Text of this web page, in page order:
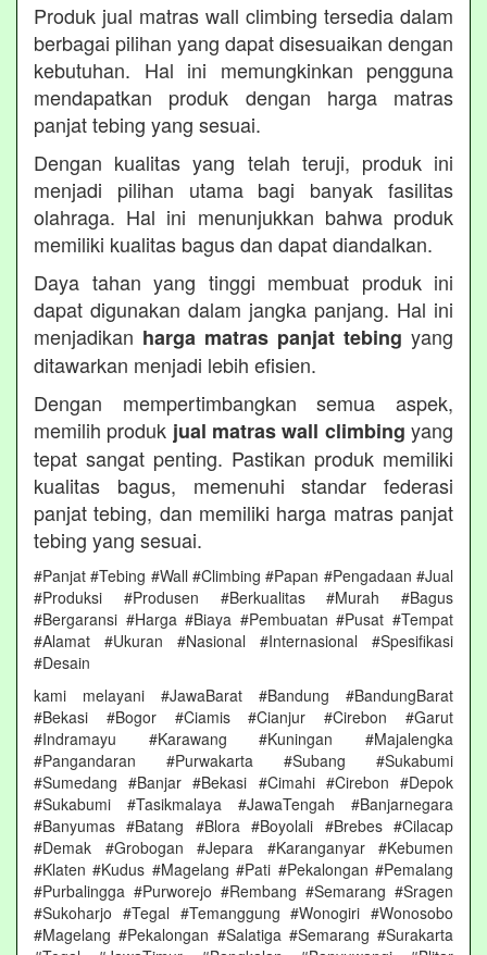
Produk jual matras wall climbing tersedia dalam
berbagai pilihan yang dapat disesuaikan dengan
kebutuhan. Hal ini memungkinkan pengguna
mendapatkan produk dengan harga matras
panjat tebing yang sesuai.
Dengan kualitas yang telah teruji, produk ini
menjadi pilihan utama bagi banyak fasilitas
olahraga. Hal ini menunjukkan bahwa produk
memiliki kualitas bagus dan dapat diandalkan.
Daya tahan yang tinggi membuat produk ini
dapat digunakan dalam jangka panjang. Hal ini
menjadikan harga matras panjat tebing yang
ditawarkan menjadi lebih efisien.
Dengan mempertimbangkan semua aspek,
memilih produk jual matras wall climbing yang
tepat sangat penting. Pastikan produk memiliki
kualitas bagus, memenuhi standar federasi
panjat tebing, dan memiliki harga matras panjat
tebing yang sesuai.
#Panjat #Tebing #Wall #Climbing #Papan #Pengadaan #Jual
#Produksi #Produsen #Berkualitas #Murah #Bagus
#Bergaransi #Harga #Biaya #Pembuatan #Pusat #Tempat
#Alamat #Ukuran #Nasional #Internasional #Spesifikasi
#Desain
kami melayani #JawaBarat #Bandung #BandungBarat
#Bekasi #Bogor #Ciamis #Cianjur #Cirebon #Garut
#Indramayu #Karawang #Kuningan #Majalengka
#Pangandaran #Purwakarta #Subang #Sukabumi
#Sumedang #Banjar #Bekasi #Cimahi #Cirebon #Depok
#Sukabumi #Tasikmalaya #JawaTengah #Banjarnegara
#Banyumas #Batang #Blora #Boyolali #Brebes #Cilacap
#Demak #Grobogan #Jepara #Karanganyar #Kebumen
#Klaten #Kudus #Magelang #Pati #Pekalongan #Pemalang
#Purbalingga #Purworejo #Rembang #Semarang #Sragen
#Sukoharjo #Tegal #Temanggung #Wonogiri #Wonosobo
#Magelang #Pekalongan #Salatiga #Semarang #Surakarta